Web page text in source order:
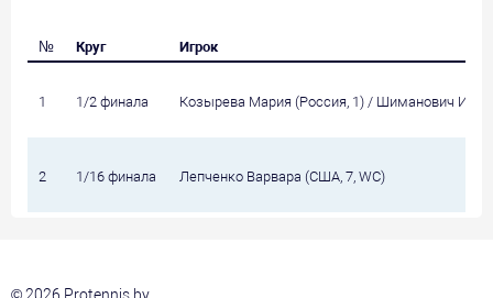
№ Круг Игрок
1 1/2 финала Козырева Мария (Россия, 1) / Шиманович
2 1/16 финала Лепченко Варвара (США, 7, WC)